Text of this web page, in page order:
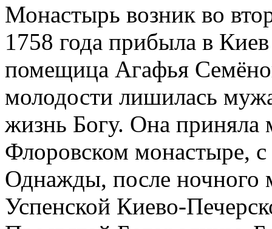
Монастырь возник во
1758 года прибыла в Киев
помещица Агафья
молодости лишилась
жизнь Богу. Она приняла
Флоровском монастыре,
Однажды, после ночного
Успенской Киево-